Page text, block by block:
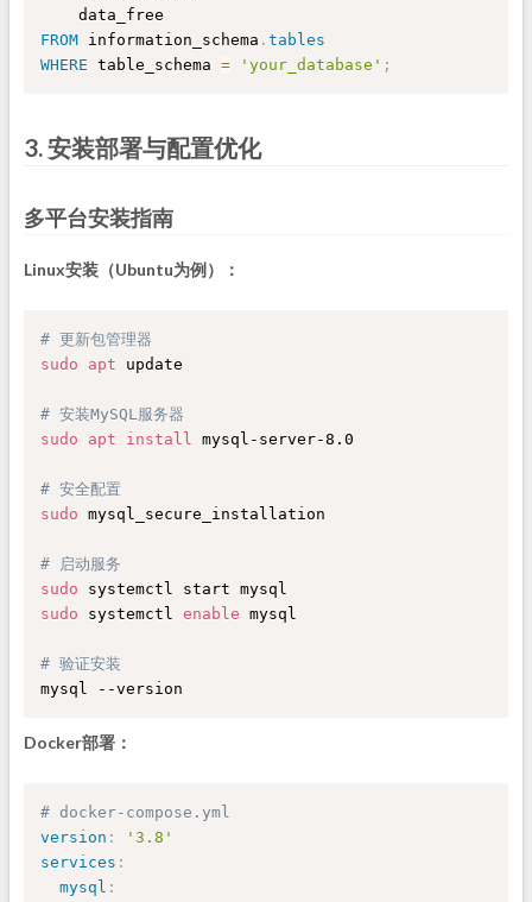
FROM information_schema . tables
WHERE table_schema = 'your_database' ;
3. 安装部署与配置优化
多平台安装指南
Linux安装（Ubuntu为例）：
# 更新包管理器
sudo
apt update
# 安装MySQL服务器
sudo
apt install mysql-server-8.0
# 安全配置
sudo mysql_secure_installation
# 启动服务
sudo
sudo systemctl enable mysql
# 验证安装
Docker部署：
# docker-compose.yml
version :
'3.8'
services :
mysql :